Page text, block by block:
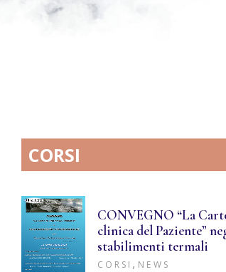
CORSI
CONVEGNO “La
clinica del Paziente”
stabilimenti termali
CORSI , NEWS